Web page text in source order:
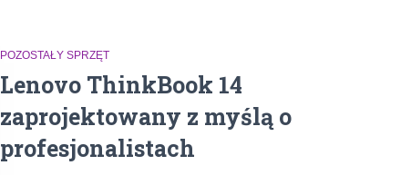
POZOSTAŁY SPRZĘT
Lenovo ThinkBook 14
zaprojektowany z myślą o
profesjonalistach